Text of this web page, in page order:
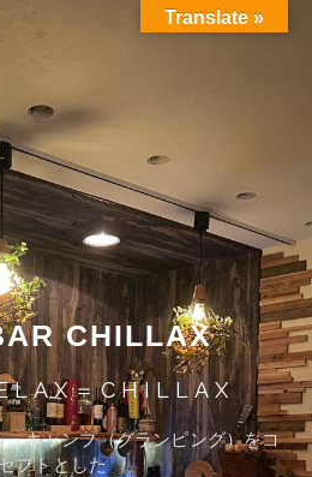
CHILLAX
＝CHILLAX
キャンプ（グランピング）をコ
プトとした
Translate »